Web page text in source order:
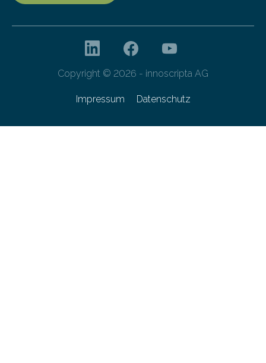
Copyright © 2026 - innoscripta AG
Impressum Datenschutz